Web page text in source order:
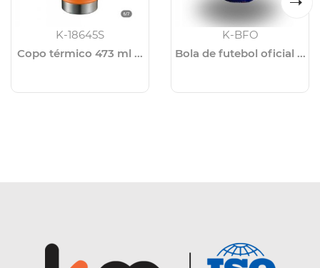
K-18645S
Copo térmico 473 ml ...
K-BFO
Bola de futebol oficial ...